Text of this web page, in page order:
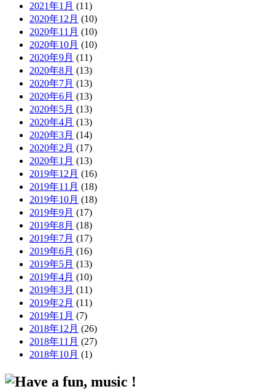
2021年1月 (11)
2020年12月 (10)
2020年11月 (10)
2020年10月 (10)
2020年9月 (11)
2020年8月 (13)
2020年7月 (13)
2020年6月 (13)
2020年5月 (13)
2020年4月 (13)
2020年3月 (14)
2020年2月 (17)
2020年1月 (13)
2019年12月 (16)
2019年11月 (18)
2019年10月 (18)
2019年9月 (17)
2019年8月 (18)
2019年7月 (17)
2019年6月 (16)
2019年5月 (13)
2019年4月 (10)
2019年3月 (11)
2019年2月 (11)
2019年1月 (7)
2018年12月 (26)
2018年11月 (27)
2018年10月 (1)